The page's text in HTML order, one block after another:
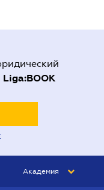
Liga:BOOK
Академия